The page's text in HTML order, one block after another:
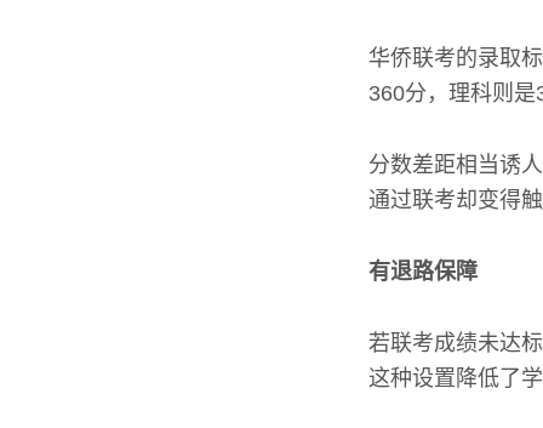
华侨联考的录取
360分，理科则是
分数差距相当诱
通过联考却变得触
有退路保障
若联考成绩未达
这种设置降低了